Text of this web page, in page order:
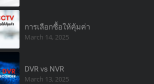
การเลือกซื้อให้คุ้มค่า
March 14, 2025
DVR vs NVR
March 13, 2025